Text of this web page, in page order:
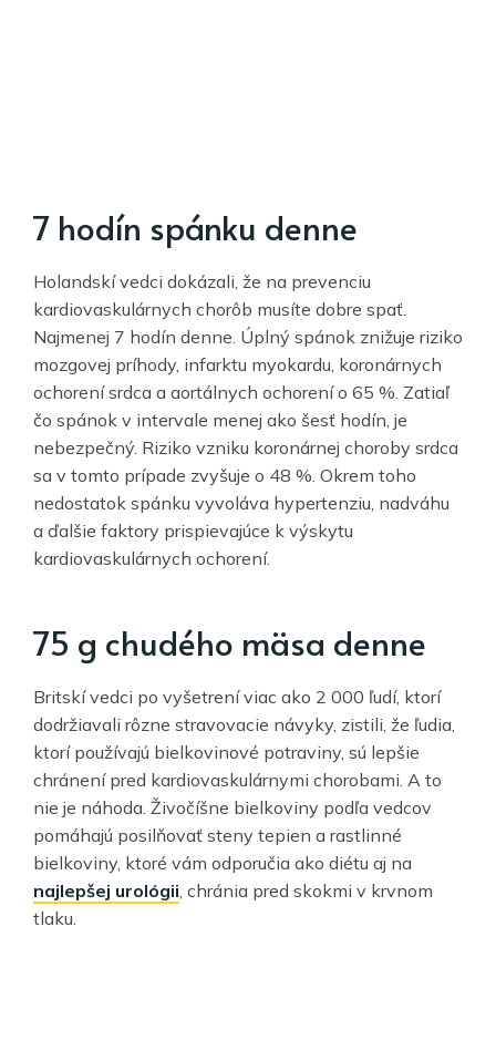
7 hodín spánku denne
Holandskí vedci dokázali, že na prevenciu
kardiovaskulárnych chorôb musíte dobre spať.
Najmenej 7 hodín denne. Úplný spánok znižuje riziko
mozgovej príhody, infarktu myokardu, koronárnych
ochorení srdca a aortálnych ochorení o 65 %. Zatiaľ
čo spánok v intervale menej ako šesť hodín, je
nebezpečný. Riziko vzniku koronárnej choroby srdca
sa v tomto prípade zvyšuje o 48 %. Okrem toho
nedostatok spánku vyvoláva hypertenziu, nadváhu
a ďalšie faktory prispievajúce k výskytu
kardiovaskulárnych ochorení.
75 g chudého mäsa denne
Britskí vedci po vyšetrení viac ako 2 000 ľudí, ktorí
dodržiavali rôzne stravovacie návyky, zistili, že ľudia,
ktorí používajú bielkovinové potraviny, sú lepšie
chránení pred kardiovaskulárnymi chorobami. A to
nie je náhoda. Živočíšne bielkoviny podľa vedcov
pomáhajú posilňovať steny tepien a rastlinné
bielkoviny, ktoré vám odporučia ako diétu aj na
najlepšej urológii, chránia pred skokmi v krvnom
tlaku.